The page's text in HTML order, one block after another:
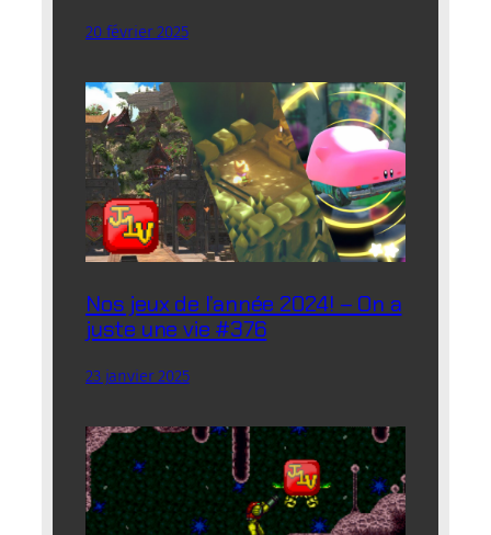
20 février 2025
Nos jeux de l’année 2024! – On a
juste une vie #376
23 janvier 2025